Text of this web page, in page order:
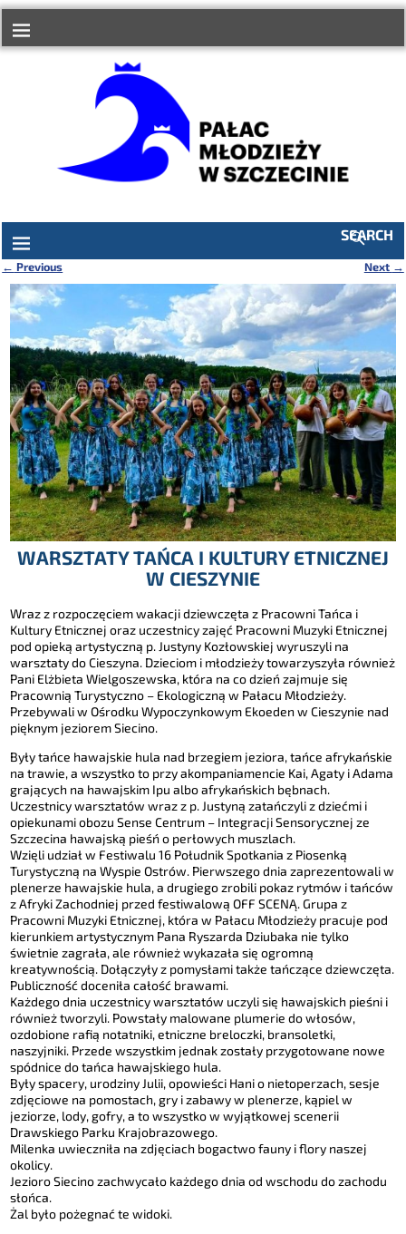
treści
SEARCH
Nawigacja
← Previous Next →
WARSZTATY TAŃCA I KULTURY ETNICZNEJ
W CIESZYNIE
Wraz z rozpoczęciem wakacji dziewczęta z Pracowni Tańca i
Kultury Etnicznej oraz uczestnicy zajęć Pracowni Muzyki Etnicznej
pod opieką artystyczną p. Justyny Kozłowskiej wyruszyli na
warsztaty do Cieszyna. Dzieciom i młodzieży towarzyszyła również
Pani Elżbieta Wielgoszewska, która na co dzień zajmuje się
Pracownią Turystyczno – Ekologiczną w Pałacu Młodzieży.
Przebywali w Ośrodku Wypoczynkowym Ekoeden w Cieszynie nad
pięknym jeziorem Siecino.
Były tańce hawajskie hula nad brzegiem jeziora, tańce afrykańskie
na trawie, a wszystko to przy akompaniamencie Kai, Agaty i Adama
grających na hawajskim Ipu albo afrykańskich bębnach.
Uczestnicy warsztatów wraz z p. Justyną zatańczyli z dziećmi i
opiekunami obozu Sense Centrum – Integracji Sensorycznej ze
Szczecina hawajską pieśń o perłowych muszlach.
Wzięli udział w Festiwalu 16 Południk Spotkania z Piosenką
Turystyczną na Wyspie Ostrów. Pierwszego dnia zaprezentowali w
plenerze hawajskie hula, a drugiego zrobili pokaz rytmów i tańców
z Afryki Zachodniej przed festiwalową OFF SCENĄ. Grupa z
Pracowni Muzyki Etnicznej, która w Pałacu Młodzieży pracuje pod
kierunkiem artystycznym Pana Ryszarda Dziubaka nie tylko
świetnie zagrała, ale również wykazała się ogromną
kreatywnością. Dołączyły z pomysłami także tańczące dziewczęta.
Publiczność doceniła całość brawami.
Każdego dnia uczestnicy warsztatów uczyli się hawajskich pieśni i
również tworzyli. Powstały malowane plumerie do włosów,
ozdobione rafią notatniki, etniczne breloczki, bransoletki,
naszyjniki. Przede wszystkim jednak zostały przygotowane nowe
spódnice do tańca hawajskiego hula.
Były spacery, urodziny Julii, opowieści Hani o nietoperzach, sesje
zdjęciowe na pomostach, gry i zabawy w plenerze, kąpiel w
jeziorze, lody, gofry, a to wszystko w wyjątkowej scenerii
Drawskiego Parku Krajobrazowego.
Milenka uwieczniła na zdjęciach bogactwo fauny i flory naszej
okolicy.
Jezioro Siecino zachwycało każdego dnia od wschodu do zachodu
słońca.
Żal było pożegnać te widoki.